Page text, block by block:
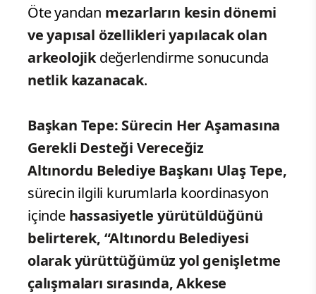
Öte yandan mezarların kesin dönemi
ve yapısal özellikleri yapılacak olan
arkeolojikdeğerlendirme sonucunda
netlik kazanacak.
Başkan Tepe: Sürecin Her Aşamasına
Gerekli Desteği Vereceğiz
Altınordu Belediye Başkanı Ulaş Tepe,
sürecin ilgili kurumlarla koordinasyon
içinde hassasiyetle yürütüldüğünü
belirterek, “Altınordu Belediyesi
olarak yürüttüğümüz yol genişletme
çalışmaları sırasında, Akkese